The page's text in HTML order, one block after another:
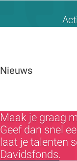
Nieuws
Maak je graag
Geef dan snel
laat je talenten
Davidsfonds.